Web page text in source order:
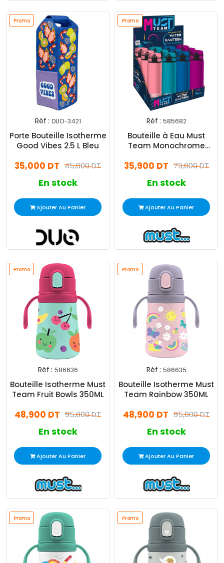
Promo
Réf : DUO-3421
Porte Bouteille Isotherme
Good Vibes 2.5 L Bleu
45,000 DT
35,000 DT
En stock
Ajouter Au Panier
Promo
Réf : 585682
Bouteille à Eau Must
Team Monochrome
79,000 DT
35,900 DT
En stock
Ajouter Au Panier
Promo
Réf : 586636
Bouteille Isotherme Must
Team Fruit Bowls 350ML
95,000 DT
48,900 DT
En stock
Ajouter Au Panier
Promo
Réf : 586635
Bouteille Isotherme Must
Team Rainbow 350ML
95,000 DT
48,900 DT
En stock
Ajouter Au Panier
Promo Promo